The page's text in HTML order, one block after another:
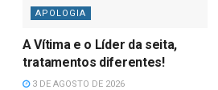
APOLOGIA
A Vítima e o Líder da seita,
tratamentos diferentes!
3 DE AGOSTO DE 2026